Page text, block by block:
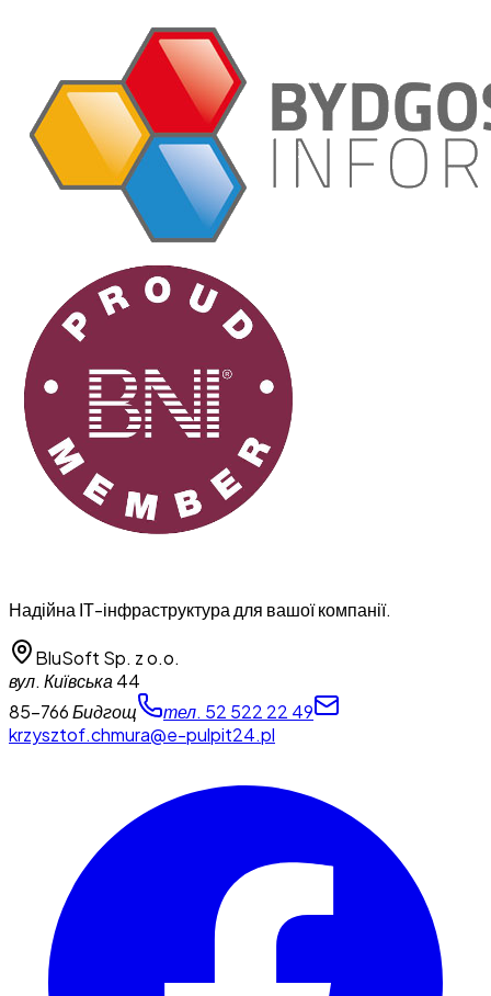
Надійна ІТ-інфраструктура для вашої компанії.
BluSoft Sp. z o.o.
вул. Київська 44
85-766 Бидгощ
тел. 52 522 22 49
krzysztof.chmura@e-pulpit24.pl